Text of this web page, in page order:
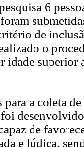
6
de
o
idade superior
a coleta
de
e lúdica,